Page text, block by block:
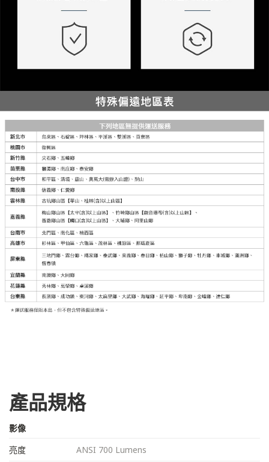
產品規格
影像
亮度
ANSI 700 Lumens